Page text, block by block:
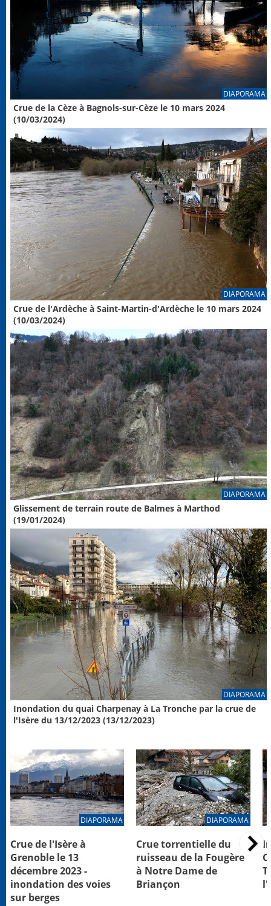
DIAPORAMA
Crue de la Cèze à Bagnols-sur-Cèze le 10 mars 2024
(10/03/2024)
DIAPORAMA
Crue de l'Ardèche à Saint-Martin-d'Ardèche le 10 mars 2024
(10/03/2024)
DIAPORAMA
Glissement de terrain route de Balmes à Marthod
(19/01/2024)
DIAPORAMA
Inondation du quai Charpenay à La Tronche par la crue de
l'Isère du 13/12/2023 (13/12/2023)
DIAPORAMA
Crue de l'Isère à
Grenoble le 13
décembre 2023 -
inondation des voies
sur berges
DIAPORAMA
Crue torrentielle du
ruisseau de la Fougère
à Notre Dame de
Briançon